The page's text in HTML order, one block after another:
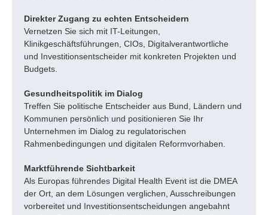
Direkter Zugang zu echten Entscheidern
Vernetzen Sie sich mit IT-Leitungen,
Klinikgeschäftsführungen, CIOs, Digitalverantwortliche
und Investitionsentscheider mit konkreten Projekten und
Budgets.
Gesundheitspolitik im Dialog
Treffen Sie politische Entscheider aus Bund, Ländern und
Kommunen persönlich und positionieren Sie Ihr
Unternehmen im Dialog zu regulatorischen
Rahmenbedingungen und digitalen Reformvorhaben.
Marktführende Sichtbarkeit
Als Europas führendes Digital Health Event ist die DMEA
der Ort, an dem Lösungen verglichen, Ausschreibungen
vorbereitet und Investitionsentscheidungen angebahnt